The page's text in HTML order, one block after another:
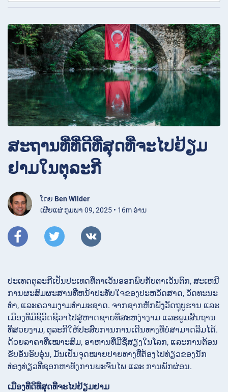
ສະຖານທີ່ທີ່ດີທີ່ສຸດທີ່ຈະໄປຢ້ຽມ
ຢາມໃນຕຸລະກີ
ໂດຍ Ben Wilder
ເຜີຍແຜ່ ກຸມພາ 09, 2025 • 16m ອ່ານ
ປະເທດຕຸລະກີເປັນປະເທດທີ່ຕາເວັນອອກພົບກັບຕາເວັນຕົກ, ສະເຫນີ
ການຜະສົມຜະສານທີ່ຫນ້າປະທັບໃຈຂອງປະຫວັດສາດ, ວັດທະນະ
ທໍາ, ແລະຄວາມງາມທໍາມະຊາດ. ຈາກຊາກຫັກພັງວັດຖຸບູຮານ ແລະ
ເມືອງທີ່ມີຊີວິດຊີວາໄປສູ່ຫາດຊາຍທີ່ສະຫງ່າງາມ ແລະພູມສັນຖານ
ທີ່ສວຍງາມ, ຕຸລະກີໃຫ້ປະສົບການການເດີນທາງທີ່ບໍ່ສາມາດລືມໄດ້.
ດ້ວຍລາຄາທີ່ເໝາະສົມ, ອາຫານທີ່ມີຊື່ສຽງໃນໂລກ, ແລະການຕ້ອນ
ຮັບອັນອົບອຸ່ນ, ມັນເປັນຈຸດໝາຍປາຍທາງທີ່ຕ້ອງໄປທ່ຽວຂອງນັກ
ທ່ອງທ່ຽວທີ່ຊອກຫາທັງການພະຈົນໄພ ແລະ ການພັກຜ່ອນ.
ເມືອງທີ່ດີທີ່ສຸດທີ່ຈະໄປຢ້ຽມຢາມ